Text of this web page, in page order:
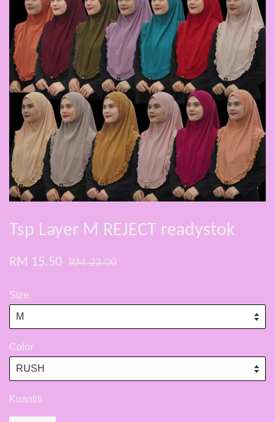
Tsp Layer M REJECT readystok
RM 15.50 RM 23.00
Size
Color
Kuantiti